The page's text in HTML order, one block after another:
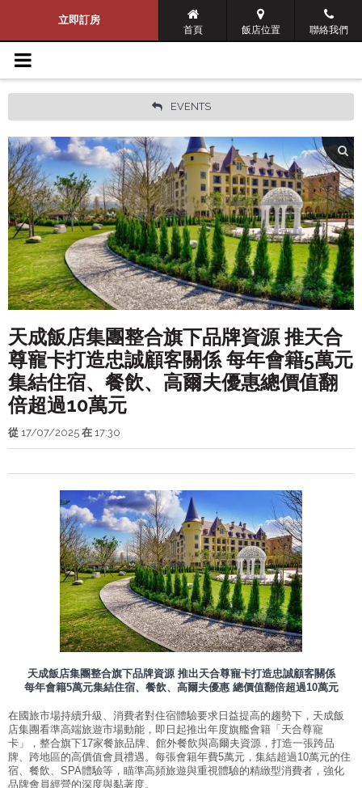
導覽選單
天成文旅-華山町
美饌饗宴
照片集錦
住宿專案
最新消息
服務設施
藝術展演
推薦景點
交通位置
關係企業
聯絡我們
設計亮點
COSMOS CLUB
住宿券訂房
語言
Facebook 分享
立即訂房
首頁 飯店位置 聯絡我們
EVENTS
天成飯店集團整合旗下品牌資源 推天合
尊寵卡打造忠誠顧客關係 每年會籍5萬元
集結住宿、餐飲、高爾夫優惠總價值翻
倍超過10萬元
從 17/07/2025 在 17:30
天成飯店集團整合旗下品牌資源 推出天合尊寵卡打造忠誠顧客關係
每年會籍5萬元集結住宿、餐飲、高爾夫優惠 總價值翻倍超過10萬元
在國旅市場持續升級、消費者對住宿體驗要求日益提高的趨勢下，天成飯
店集團看準高端旅遊市場動能，即日起推出年度旗艦會籍「天合尊寵
卡」，整合旗下17家餐旅品牌、館外餐飲與高爾夫資源，打造一張跨品
牌、跨地區的高價值會員禮遇。每張會籍年費5萬元，集結超過10萬元的住
宿、餐飲、SPA體驗等，瞄準高頻旅遊與重視體驗的精緻型消費者，強化
品牌會員經營的深度與黏著度。